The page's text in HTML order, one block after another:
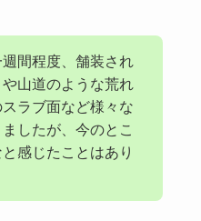
間程度、舗装され
山道のような荒れ
ラブ面など様々な
したが、今のとこ
感じたことはあり